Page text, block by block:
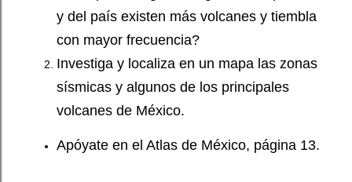
y del país existen más volcanes y tiembla
con mayor frecuencia?
Investiga y localiza en un mapa las zonas
sísmicas y algunos de los principales
volcanes de México.
Apóyate en el Atlas de México, página 13.